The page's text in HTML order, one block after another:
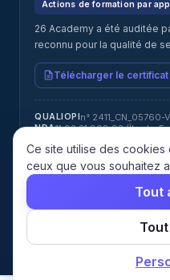
Actions de formation par
26 Academy a été auditée
reconnu pour la qualité de
Télécharger le certificat
QUALIOPI n° 2411_CN_05760-
NDA11 92 21 808 92 (Île-de-
CERTIFICATEURISQ
© 2026 26 Academy. Tous
légales
Confidentialité
Ce site utilise des
ceux que vous souhaitez
Tout